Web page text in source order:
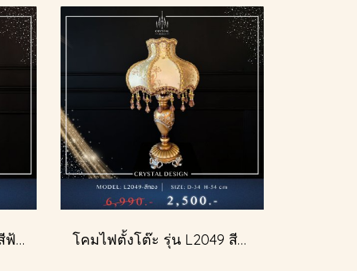
โคมไฟตั้งโต๊ะ รุ่น L2116 สีฟ้าครีม (ตั้งโต๊ะ) โคมไฟตั้งโต๊ะ รุ่น L2049 สีทอง (ตั้งโต๊ะ)